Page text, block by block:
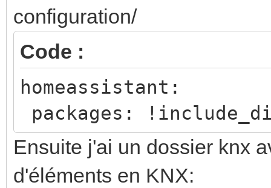
configuration/
Code :
homeassistant:
packages:
Ensuite j'ai un dossier knx
d'éléments en KNX: